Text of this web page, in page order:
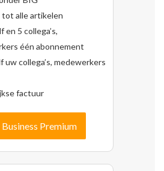
tot alle artikelen
en 5 collega’s,
één abonnement
uw collega’s, medewerkers
factuur
Business Premium